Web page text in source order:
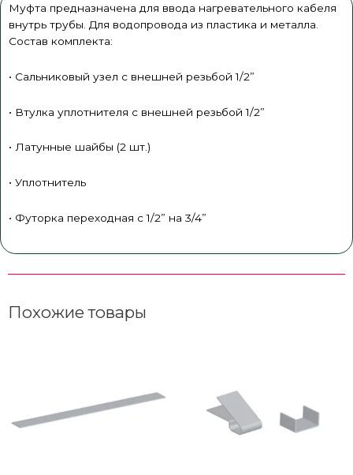
Муфта предназначена для ввода нагревательного кабеля
внутрь трубы. Для водопровода из пластика и металла.
Состав комплекта:
• Сальниковый узел с внешней резьбой 1/2”
• Втулка уплотнителя с внешней резьбой 1/2”
• Латунные шайбы (2 шт.)
• Уплотнитель
• Футорка переходная с 1/2” на 3/4”
Похожие товары